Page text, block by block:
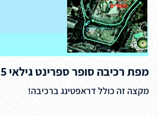
מפת רכיבה סופר ספרינט גילאי 14-15
מקצה זה כולל דראפטינג ברכיבה!